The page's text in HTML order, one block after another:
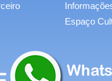
Espaço